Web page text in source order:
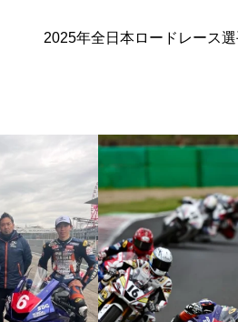
2025年全日本ロードレース